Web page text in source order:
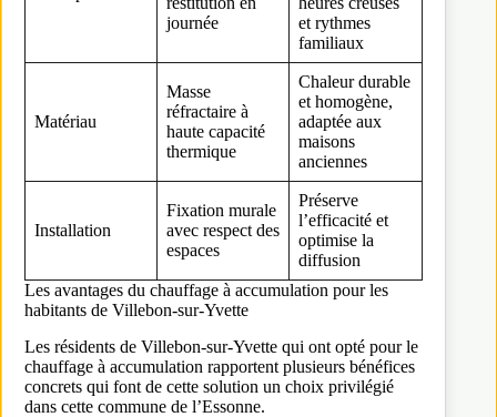
journée
et rythmes
familiaux
Matériau
Masse
réfractaire à
haute capacité
thermique
Chaleur durable
et homogène,
adaptée aux
maisons
anciennes
Installation
Fixation murale
avec respect des
espaces
Préserve
l’efficacité et
optimise la
diffusion
Les avantages du chauffage à accumulation pour les
habitants de Villebon-sur-Yvette
Les résidents de Villebon-sur-Yvette qui ont opté pour le
chauffage à accumulation rapportent plusieurs bénéfices
concrets qui font de cette solution un choix privilégié
dans cette commune de l’Essonne.